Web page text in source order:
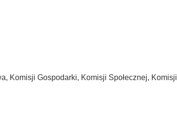
Komisji Gospodarki, Komisji Społecznej, Komisji